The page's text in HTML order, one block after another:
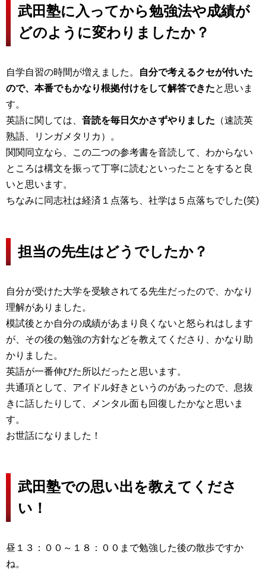
武田塾に入ってから勉強法や成績が
どのように変わりましたか？
自学自習の時間が増えました。
自分で考えるクセが付いた
ので、本番でもかなり根拠付けをして解答できたと思いま
す。
英語に関しては、 音読を毎日欠かさずやりました （速読英
熟語、リンガメタリカ）。
関関同立なら、この二つの参考書を音読して、わからない
ところは構文を振って丁寧に読むといったことをすると良
いと思います。
ちなみに同志社は経済１点落ち、社学は５点落ちでした(笑)
担当の先生はどうでしたか？
自分が受けた大学を受験されてる先生だったので、かなり
理解がありました。
模試後とか自分の成績があまり良くないと怒られはします
が、その後の勉強の方針などを教えてくださり、かなり助
かりました。
英語が一番伸びた所以だったと思います。
共通項として、アイドル好きというのがあったので、息抜
きに話したりして、メンタル面も回復したかなと思いま
す。
お世話になりました！
武田塾での思い出を教えてくださ
い！
昼１３：００～１８：００まで勉強した後の散歩ですか
ね。